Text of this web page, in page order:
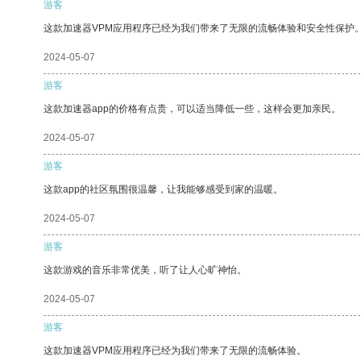
游客
这款加速器VPM应用程序已经为我们带来了无限的流畅体验和安全性保护
2024-05-07
游客
这款加速器app的价格有点贵，可以适当降低一些，这样会更加亲民。
2024-05-07
游客
这款app的社区氛围很温馨，让我能够感受到家的温暖。
2024-05-07
游客
这款游戏的音乐非常优美，听了让人心旷神怡。
2024-05-07
游客
这款加速器VPM应用程序已经为我们带来了无限的流畅体验。